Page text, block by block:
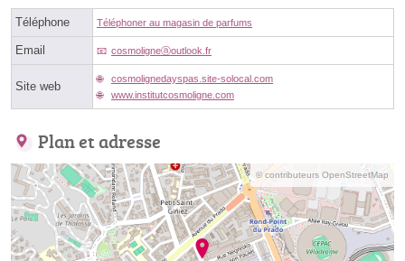
Téléphone Téléphoner au magasin de parfums
Email cosmoligneⓐoutlook.fr
Site web
cosmolignedayspas.site-solocal.com
www.institutcosmoligne.com
Plan et adresse
© contributeurs OpenStreetMap